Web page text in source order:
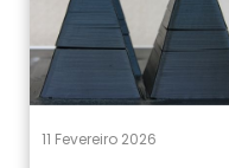
11 Fevereiro 2026